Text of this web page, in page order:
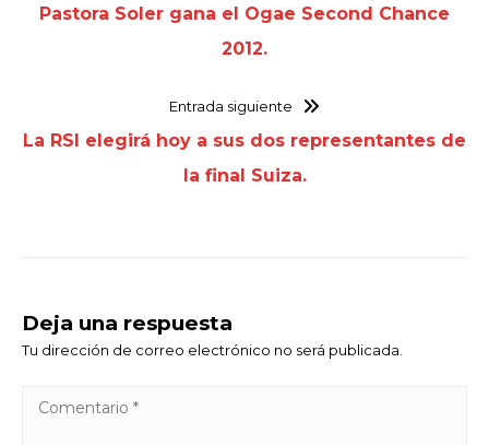
Pastora Soler gana el Ogae Second Chance
2012.
Entrada siguiente
La RSI elegirá hoy a sus dos representantes de
la final Suiza.
Deja una respuesta
Tu dirección de correo electrónico no será publicada.